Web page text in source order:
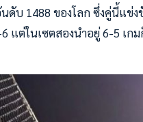
ดับ 1488 ของโลก ซึ่งคู่นี้แข่
แต่ในเซตสองนำอยู่ 6-5 เก